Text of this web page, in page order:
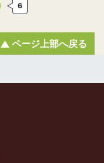
6
ページ上部へ戻る